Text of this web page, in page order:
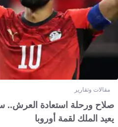
مقالات وتقارير
صلاح ورحلة استعادة العرش..
يعيد الملك لقمة أوروبا